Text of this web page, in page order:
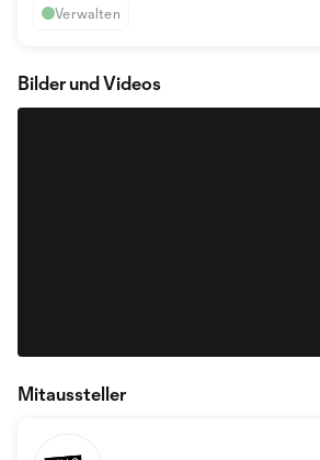
Verwalten
Bilder und Videos
Mitaussteller